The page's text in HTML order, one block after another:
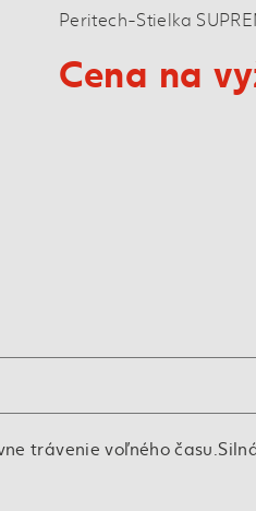
Peritech-Stielka
Cena na
trávenie voľného